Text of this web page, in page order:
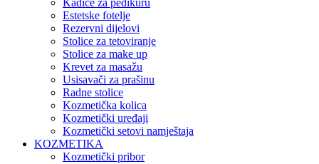
Kadice za pedikuru
Estetske fotelje
Rezervni dijelovi
Stolice za tetoviranje
Stolice za make up
Krevet za masažu
Usisavači za prašinu
Radne stolice
Kozmetička kolica
Kozmetički uređaji
Kozmetički setovi namještaja
KOZMETIKA
Kozmetički pribor